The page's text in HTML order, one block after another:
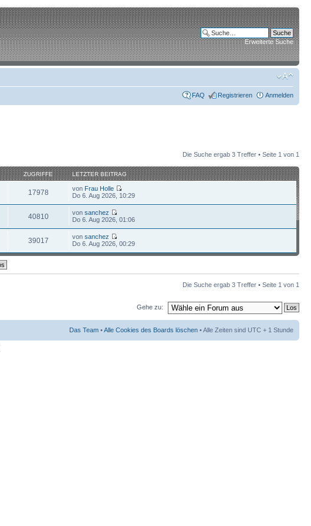
Erweiterte Suche
FAQ Registrieren Anmelden
Die Suche ergab 3 Treffer • Seite 1 von 1
ZUGRIFFE LETZTER BEITRAG
17978 von Frau Holle
Do 6. Aug 2026, 10:29
40810 vonsanchez
Do 6. Aug 2026, 01:06
39017 vonsanchez
Do 6. Aug 2026, 00:29
Die Suche ergab 3 Treffer • Seite 1 von 1
Gehe zu:
Das Team •Alle Cookies des Boards löschen • Alle Zeiten sind UTC + 1 Stunde